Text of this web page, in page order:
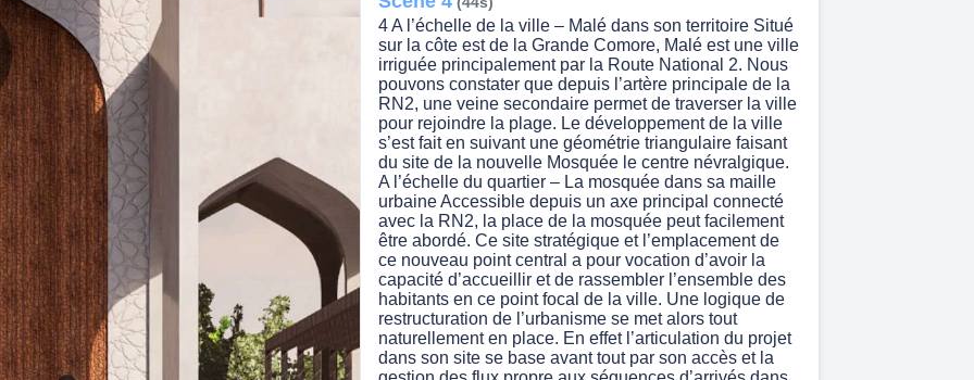
4 A l’échelle de la ville – Malé dans son territoire Situé
sur la côte est de la Grande Comore, Malé est une ville
irriguée principalement par la Route National 2. Nous
pouvons constater que depuis l’artère principale de la
RN2, une veine secondaire permet de traverser la ville
pour rejoindre la plage. Le développement de la ville
s’est fait en suivant une géométrie triangulaire faisant
du site de la nouvelle Mosquée le centre névralgique.
A l’échelle du quartier – La mosquée dans sa maille
urbaine Accessible depuis un axe principal connecté
avec la RN2, la place de la mosquée peut facilement
être abordé. Ce site stratégique et l’emplacement de
ce nouveau point central a pour vocation d’avoir la
capacité d’accueillir et de rassembler l’ensemble des
habitants en ce point focal de la ville. Une logique de
restructuration de l’urbanisme se met alors tout
naturellement en place. En effet l’articulation du projet
dans son site se base avant tout par son accès et la